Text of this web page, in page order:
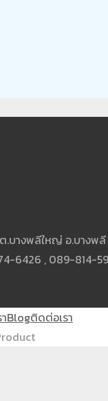
.บางพลีใหญ่ อ.บางพ
, 089-814-
Blogติดต่อเรา